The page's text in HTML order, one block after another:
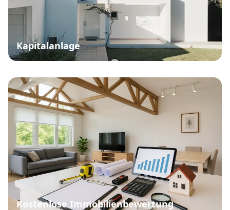
Kapitalanlage
Kostenlose Immobilienbewertung